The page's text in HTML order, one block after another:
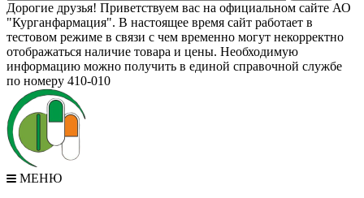
Дорогие друзья! Приветствуем вас на официальном сайте АО
"Курганфармация". В настоящее время сайт работает в
тестовом режиме в связи с чем временно могут некорректно
отображаться наличие товара и цены. Необходимую
информацию можно получить в единой справочной службе
по номеру 410-010
МЕНЮ